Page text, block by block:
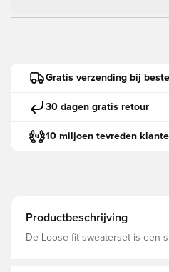
Gratis verzending bij
30 dagen gratis retour
10 miljoen tevreden
Productbeschrijving
De Loose-fit sweaterset is een